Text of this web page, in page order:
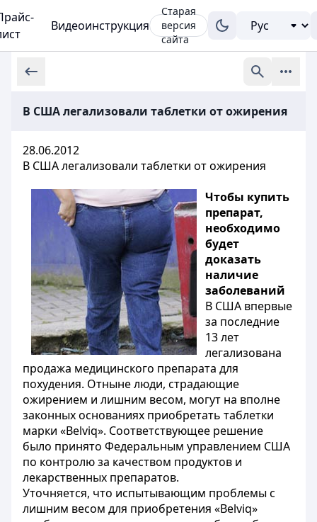
Видеоинструкция
Старая
версия
сайта
В США легализовали таблетки от ожирения
28.06.2012
В США легализовали таблетки от ожирения
Чтобы купить
препарат,
необходимо
будет
доказать
наличие
заболеваний
В США впервые
за последние
13 лет
легализована
продажа медицинского препарата для
похудения. Отныне люди, страдающие
ожирением и лишним весом, могут на вполне
законных основаниях приобретать таблетки
марки «Belviq». Соответствующее решение
было принято Федеральным управлением США
по контролю за качеством продуктов и
лекарственных препаратов.
Уточняется, что испытывающим проблемы с
лишним весом для приобретения «Belviq»